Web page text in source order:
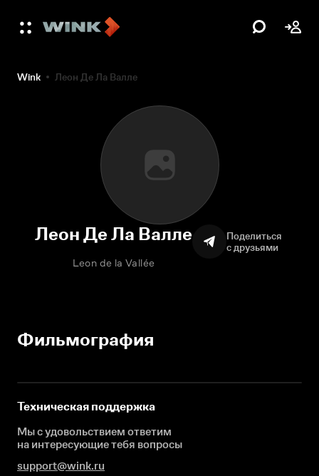
Wink Леон Де Ла Валле
Леон Де Ла Валле
Leon de la Vallée
Поделиться
с друзьями
Фильмография
Техническая поддержка
Мы с удовольствием ответим
на интересующиетебя вопросы
support@wink.ru